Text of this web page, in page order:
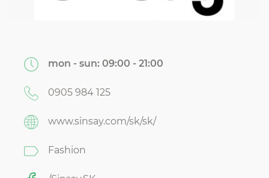
mon - sun: 09:00 - 21:00
0905 984 125
www.sinsay.com/sk/sk/
Fashion